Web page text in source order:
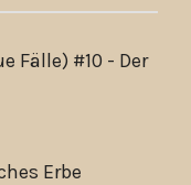
Fälle) #10 - Der
Erbe